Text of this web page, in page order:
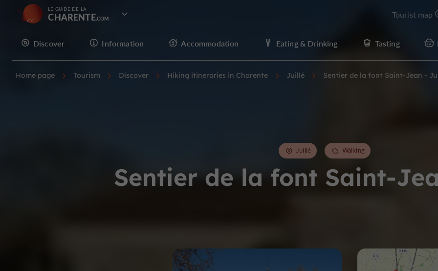
LE GUIDE DE LA
CHARENTE Tourist map
Discover Information Accommodation Eating & Drinking Tasting
Home page Tourism Discover Hiking itineraries in Charente Juillé Sentier de la font Saint-Jean -
Sentier de la font Saint-
Juillé Walking